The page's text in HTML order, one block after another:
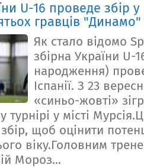
U-16 проведе збір у
гравців "Динамо"
Як стало відомо
збірна України U-
народження)
Іспанії. З 23
«синьо-жовті»
турнірі у місті
щоб оцінити
віку.Головним
Мороз...